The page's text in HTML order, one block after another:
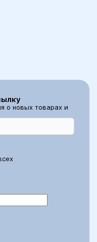
о новых товарах и